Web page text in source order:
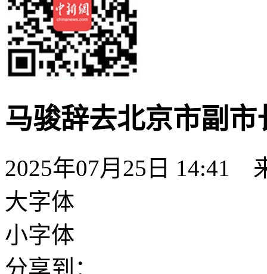
马骏辞去北京市副
2025年07月25日 14:41
大字体
小字体
分享到：